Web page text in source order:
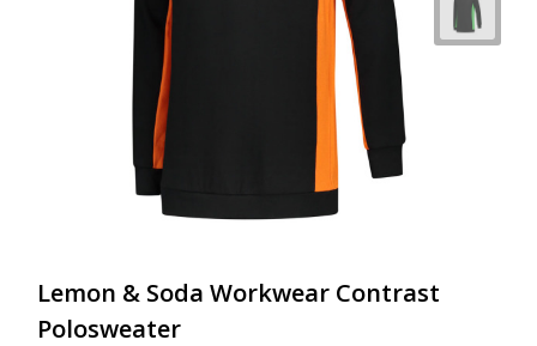
Lemon & Soda Workwear Contrast
Polosweater